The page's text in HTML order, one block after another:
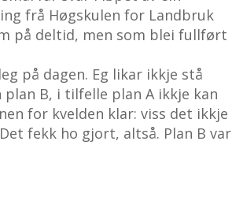
frå Høgskulen for Landbruk
på deltid, men som blei fullført
på dagen. Eg likar ikkje stå
B, i tilfelle plan A ikkje kan
for kvelden klar: viss det ikkje
fekk ho gjort, altså. Plan B var